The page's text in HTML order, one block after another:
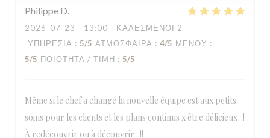
Philippe D
2026-07-23 - 13:00 - ΚΑΛΕΣΜΈΝΟΙ 2
ΥΠΗΡΕΣΊΑ : 5/5 ΑΤΜΌΣΦΑΙΡΑ : 4/5 ΜΕΝΟΎ :
5/5 ΠΟΙΌΤΗΤΑ / ΤΙΜΉ : 5/5
Même si le chef a changé la nouvelle équipe est aux petits
soins pour les clients et les plans continus x être délicieux ..!
À redécouvrir ou à découvrir ..!!